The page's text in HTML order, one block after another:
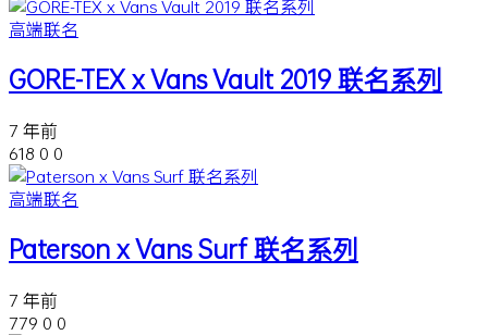
高端联名
GORE-TEX x Vans Vault 2019 联名系列
7 年前
618 0 0
高端联名
Paterson x Vans Surf 联名系列
7 年前
779 0 0